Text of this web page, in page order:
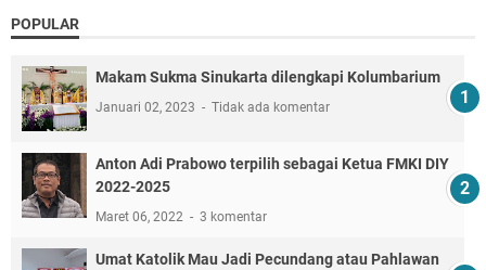
POPULAR
Makam Sukma Sinukarta dilengkapi Kolumbarium
Januari 02, 2023 Tidak ada komentar
Anton Adi Prabowo terpilih sebagai Ketua FMKI DIY
2022-2025
Maret 06, 2022 3 komentar
Umat Katolik Mau Jadi Pecundang atau Pahlawan